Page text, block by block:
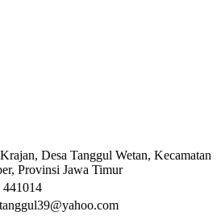
Desa Tanggul Wetan, Kecamatan
Provinsi Jawa Timur
441014